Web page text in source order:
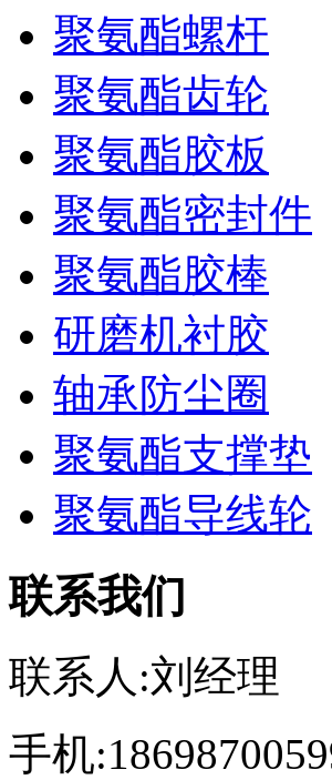
聚氨酯螺杆
聚氨酯齿轮
聚氨酯胶板
聚氨酯密封件
聚氨酯胶棒
研磨机衬胶
轴承防尘圈
聚氨酯支撑垫
聚氨酯导线轮
联系我们
联系人:刘经理
手机